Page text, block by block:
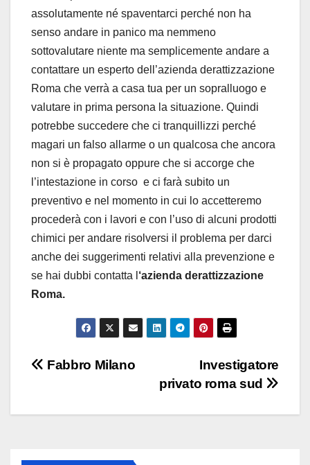
assolutamente né spaventarci perché non ha
senso andare in panico ma nemmeno
sottovalutare niente ma semplicemente andare a
contattare un esperto dell’azienda derattizzazione
Roma che verrà a casa tua per un sopralluogo e
valutare in prima persona la situazione. Quindi
potrebbe succedere che ci tranquillizzi perché
magari un falso allarme o un qualcosa che ancora
non si è propagato oppure che si accorge che
l’intestazione in corso e ci farà subito un
preventivo e nel momento in cui lo accetteremo
procederà con i lavori e con l’uso di alcuni prodotti
chimici per andare risolversi il problema per darci
anche dei suggerimenti relativi alla prevenzione e
se hai dubbi contatta l ‘azienda derattizzazione
Roma.
Navigazione
Investigatore
privato roma sud
Fabbro Milano